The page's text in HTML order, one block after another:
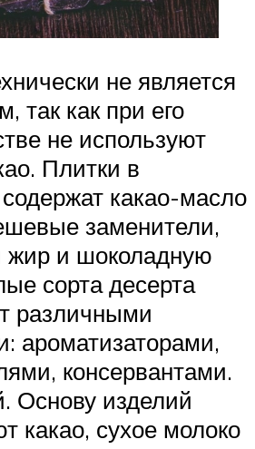
не является
так как при его
не используют
Плитки в
какао-масло
заменители,
жир и шоколадную
сорта десерта
различными
ароматизаторами,
консервантами.
Основу изделий
какао, сухое молоко